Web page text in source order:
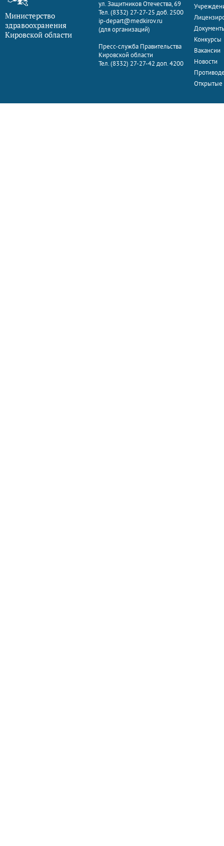
Министерство
здравоохранения
Кировской области
ул. Защитников Отечества, 69
Тел. (8332) 27-27-25 доб. 2500
ip-depart@medkirov.ru
(для организаций)
Пресс-служба Правительства
Кировской области
Тел. (8332) 27-27-42 доп. 4200
Конкурсы
Вакансии
Новости